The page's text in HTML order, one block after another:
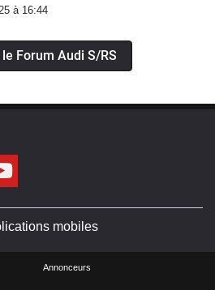
à 16:44
Forum Audi S/RS
mobiles
Annonceurs